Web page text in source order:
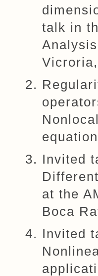
talk in
Invited
at the
Boca
Invited